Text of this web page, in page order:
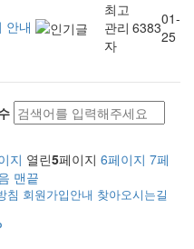
안내
최고
관리
자
638301-
25
지 열린5페이지 6페이지 7페
맨끝
침 회원가입안내 찾아오시는길